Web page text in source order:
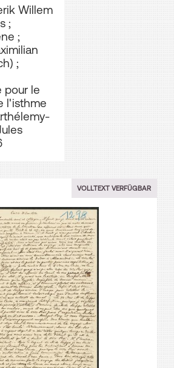
Willem
;
;
;
pour le
l'isthme
VOLLTEXT VERFÜGBAR